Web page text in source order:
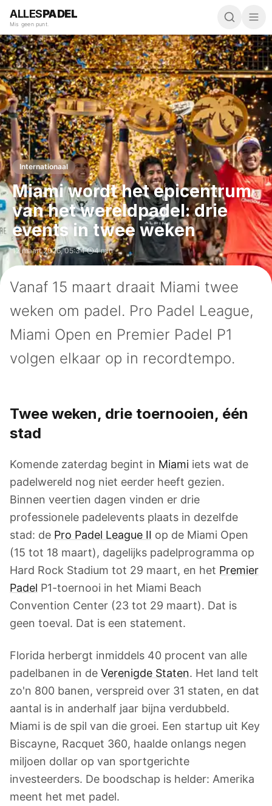
ALLESPADEL
Mis geen punt.
Internationaal
Miami wordt het epicentrum
van het wereldpadel: drie
events in twee weken
12 maart 2026,05:34· 4 min
Vanaf 15 maart draait Miami twee
weken om padel. Pro Padel League,
Miami Open en Premier Padel P1
volgen elkaar op in recordtempo.
Twee weken, drie toernooien, één
stad
Komende zaterdag begint in Miami iets wat de
padelwereld nog niet eerder heeft gezien.
Binnen veertien dagen vinden er drie
professionele padelevents plaats in dezelfde
stad: de Pro Padel League II op de Miami Open
(15 tot 18 maart), dagelijks padelprogramma op
Hard Rock Stadium tot 29 maart, en het Premier
Padel P1-toernooi in het Miami Beach
Convention Center (23 tot 29 maart). Dat is
geen toeval. Dat is een statement.
Florida herbergt inmiddels 40 procent van alle
padelbanen in de Verenigde Staten. Het land telt
zo'n 800 banen, verspreid over 31 staten, en dat
aantal is in anderhalf jaar bijna verdubbeld.
Miami is de spil van die groei. Een startup uit Key
Biscayne, Racquet 360, haalde onlangs negen
miljoen dollar op van sportgerichte
investeerders. De boodschap is helder: Amerika
meent het met padel.